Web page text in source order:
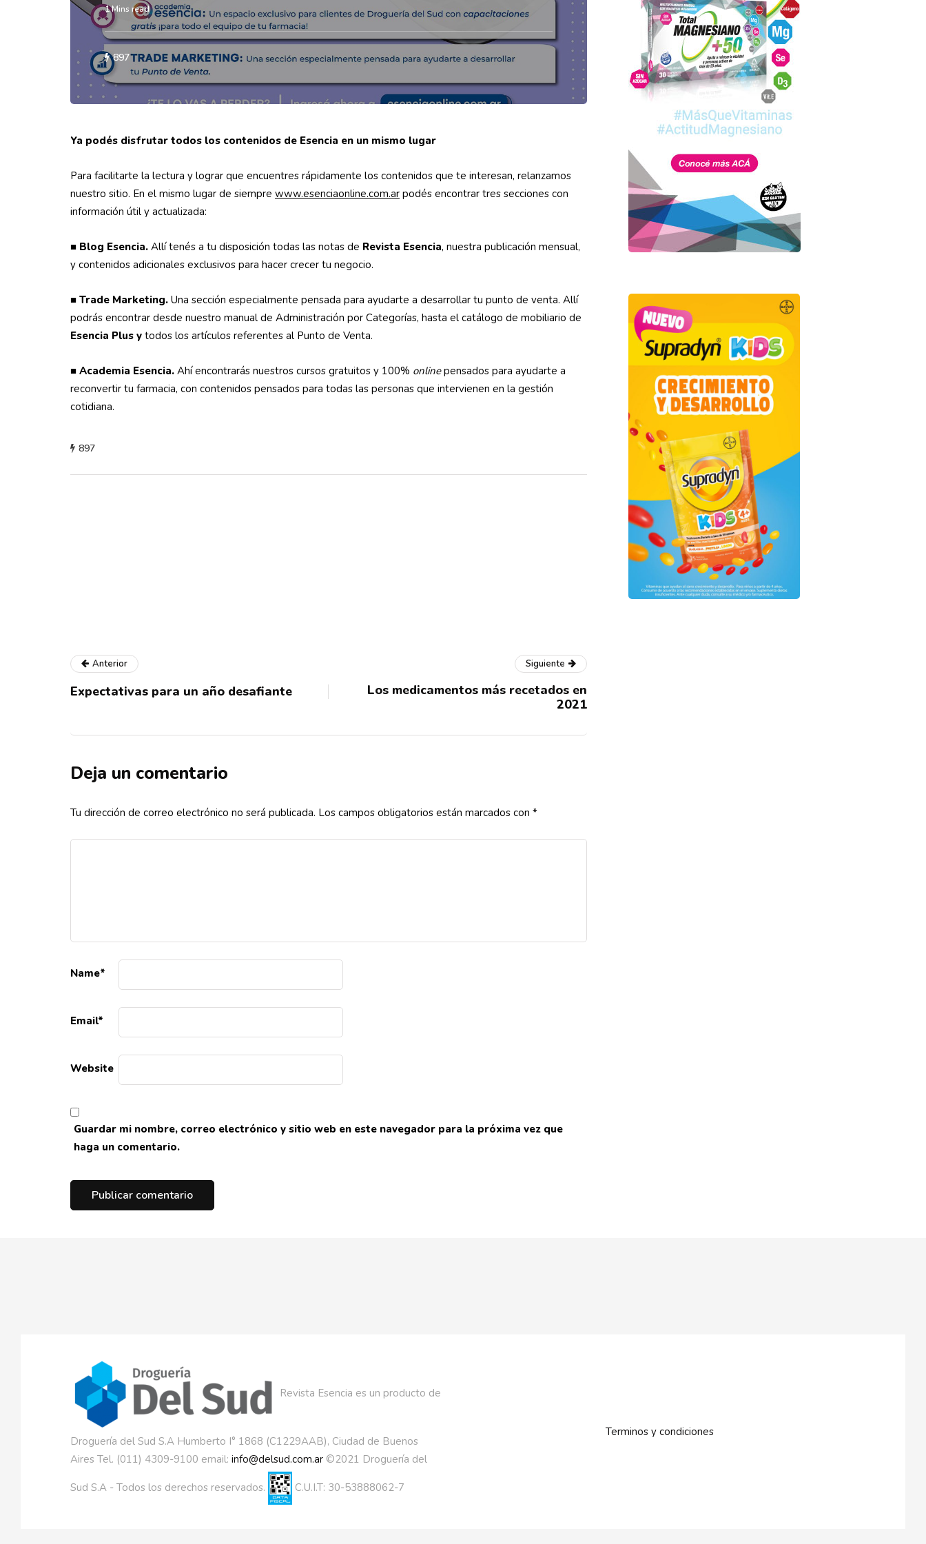
1 Mins read
897
Ya podés disfrutar todos los contenidos de Esencia en un mismo lugar
Para facilitarte la lectura y lograr que encuentres rápidamente los contenidos que te interesan, relanzamos
nuestro sitio. En el mismo lugar de siempre www.esenciaonline.com.ar podés encontrar tres secciones con
información útil y actualizada:
■ Blog Esencia. Allí tenés a tu disposición todas las notas de Revista Esencia, nuestra publicación mensual,
y contenidos adicionales exclusivos para hacer crecer tu negocio.
■ Trade Marketing. Una sección especialmente pensada para ayudarte a desarrollar tu punto de venta. Allí
podrás encontrar desde nuestro manual de Administración por Categorías, hasta el catálogo de mobiliario de
Esencia Plus y todos los artículos referentes al Punto de Venta.
■ Academia Esencia. Ahí encontrarás nuestros cursos gratuitos y 100% onlinepensados para ayudarte a
reconvertir tu farmacia, con contenidos pensados para todas las personas que intervienen en la gestión
cotidiana.
897
Anterior
Expectativas para un año desafiante
Siguiente
Los medicamentos más recetados en
2021
Deja un comentario
Tu dirección de correo electrónico no será publicada. Los campos obligatorios están marcados con *
Name*
Email*
Website
Guardar mi nombre, correo electrónico y sitio web en este navegador para la próxima vez que
haga un comentario.
Revista Esencia es un producto de
Droguería del Sud S.A Humberto I° 1868 (C1229AAB), Ciudad de Buenos
Aires Tel. (011) 4309-9100 email: info@delsud.com.ar ©2021 Droguería del
Sud S.A - Todos los derechos reservados. C.U.I.T: 30-53888062-7
Terminos y condiciones